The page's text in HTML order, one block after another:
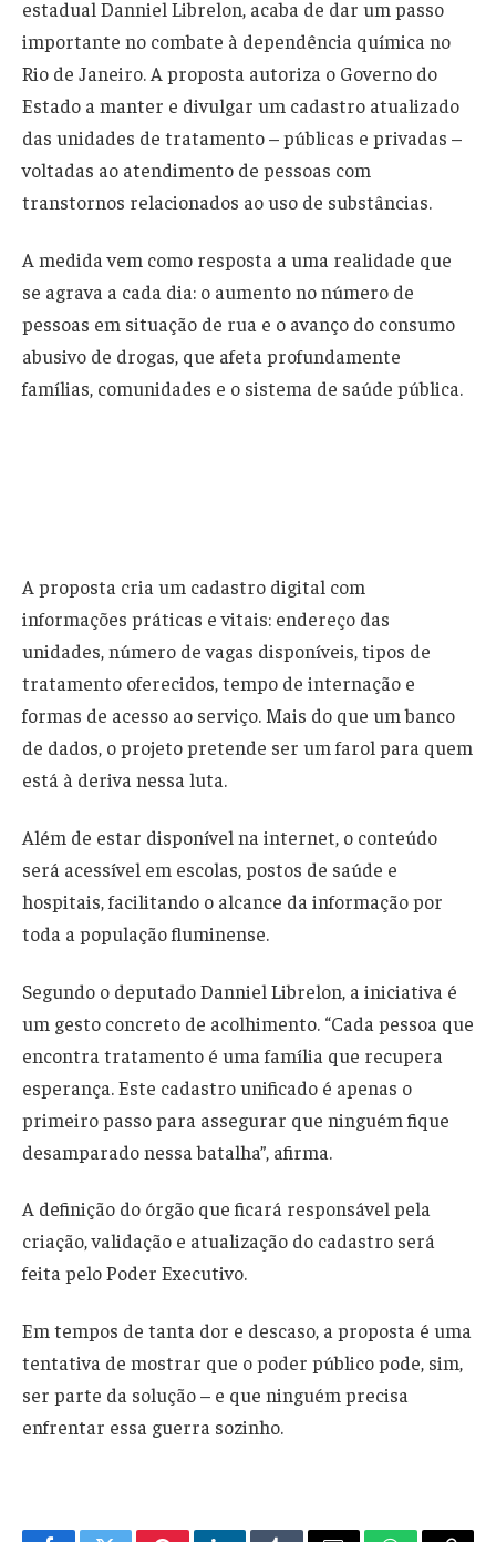
estadual Danniel Librelon, acaba de dar um passo
importante no combate à dependência química no
Rio de Janeiro. A proposta autoriza o Governo do
Estado a manter e divulgar um cadastro atualizado
das unidades de tratamento – públicas e privadas –
voltadas ao atendimento de pessoas com
transtornos relacionados ao uso de substâncias.
A medida vem como resposta a uma realidade que
se agrava a cada dia: o aumento no número de
pessoas em situação de rua e o avanço do consumo
abusivo de drogas, que afeta profundamente
famílias, comunidades e o sistema de saúde pública.
A proposta cria um cadastro digital com
informações práticas e vitais: endereço das
unidades, número de vagas disponíveis, tipos de
tratamento oferecidos, tempo de internação e
formas de acesso ao serviço. Mais do que um banco
de dados, o projeto pretende ser um farol para quem
está à deriva nessa luta.
Além de estar disponível na internet, o conteúdo
será acessível em escolas, postos de saúde e
hospitais, facilitando o alcance da informação por
toda a população fluminense.
Segundo o deputado Danniel Librelon, a iniciativa é
um gesto concreto de acolhimento. “Cada pessoa que
encontra tratamento é uma família que recupera
esperança. Este cadastro unificado é apenas o
primeiro passo para assegurar que ninguém fique
desamparado nessa batalha”, afirma.
A definição do órgão que ficará responsável pela
criação, validação e atualização do cadastro será
feita pelo Poder Executivo.
Em tempos de tanta dor e descaso, a proposta é uma
tentativa de mostrar que o poder público pode, sim,
ser parte da solução – e que ninguém precisa
enfrentar essa guerra sozinho.